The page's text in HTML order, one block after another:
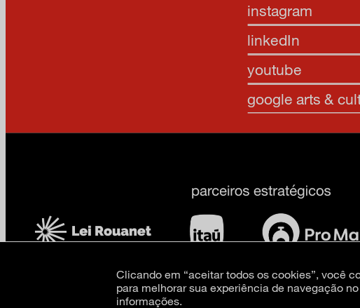
instagram
linkedIn
youtube
google arts &
Clicando em “aceitar todos os cookies”, você
para melhorar sua experiência de navegação
informações.